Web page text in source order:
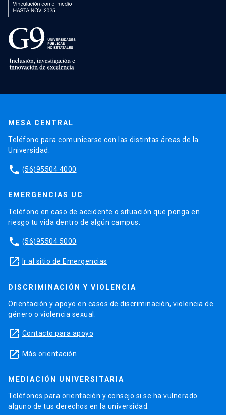
MESA CENTRAL
Teléfono para comunicarse con las distintas áreas de la
Universidad.
phone (56)95504 4000
EMERGENCIAS UC
Teléfono en caso de accidente o situación que ponga en
riesgo tu vida dentro de algún campus.
phone (56)95504 5000
launch Ir al sitio de Emergencias
DISCRIMINACIÓN Y VIOLENCIA
Orientación y apoyo en casos de discriminación, violencia de
género o violencia sexual.
launch Contacto para apoyo
launch Más orientación
MEDIACIÓN UNIVERSITARIA
Teléfonos para orientación y consejo si se ha vulnerado
alguno de tus derechos en la universidad.